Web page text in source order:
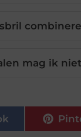
mag ik